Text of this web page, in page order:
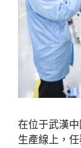
在位于武漢
生產線上，